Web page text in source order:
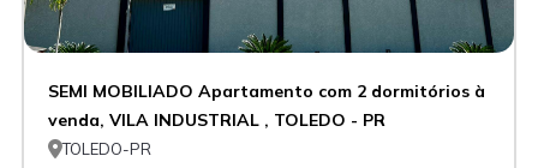
SEMI MOBILIADO Apartamento com 2 dormitórios à
venda, VILA INDUSTRIAL , TOLEDO - PR
TOLEDO-PR